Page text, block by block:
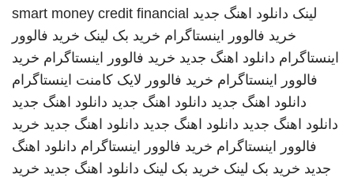
لینک دانلود اهنگ جدید smart money credit financial
خرید فالوور اینستاگرام خرید بک لینک خرید فالوور
اینستاگرام دانلود اهنگ جدید خرید فالوور اینستاگرام خرید
فالوور اینستاگرام خرید فالوور لایک کامنت اینستاگرام
دانلود اهنگ جدید دانلود اهنگ جدید دانلود اهنگ جدید
دانلود اهنگ جدید دانلود اهنگ جدید دانلود اهنگ جدید خرید
فالوور اینستاگرام خرید فالوور اینستاگرام دانلود اهنگ
جدید خرید بک لینک خرید بک لینک دانلود اهنگ جدید خرید